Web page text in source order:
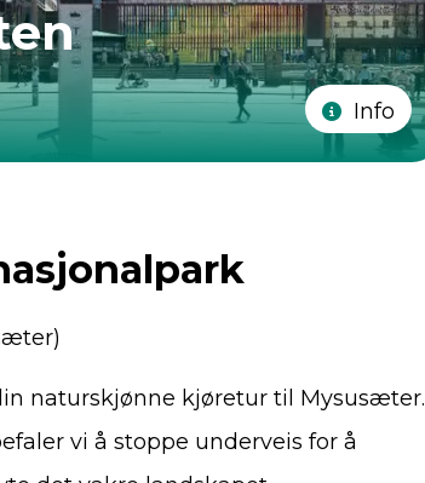
Info
naturskjønne kjøretur til Mysusæter.
vi å stoppe underveis for å